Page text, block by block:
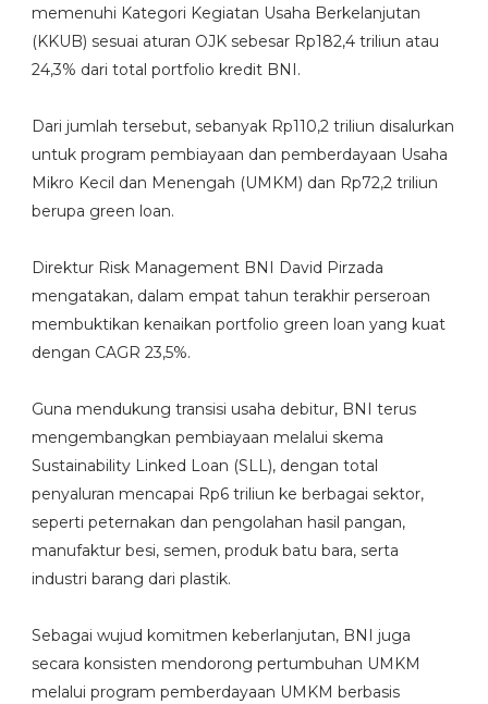
memenuhi Kategori Kegiatan Usaha Berkelanjutan
(KKUB) sesuai aturan OJK sebesar Rp182,4 triliun atau
24,3% dari total portfolio kredit BNI.
Dari jumlah tersebut, sebanyak Rp110,2 triliun disalurkan
untuk program pembiayaan dan pemberdayaan Usaha
Mikro Kecil dan Menengah (UMKM) dan Rp72,2 triliun
berupa green loan.
Direktur Risk Management BNI David Pirzada
mengatakan, dalam empat tahun terakhir perseroan
membuktikan kenaikan portfolio green loan yang kuat
dengan CAGR 23,5%.
Guna mendukung transisi usaha debitur, BNI terus
mengembangkan pembiayaan melalui skema
Sustainability Linked Loan (SLL), dengan total
penyaluran mencapai Rp6 triliun ke berbagai sektor,
seperti peternakan dan pengolahan hasil pangan,
manufaktur besi, semen, produk batu bara, serta
industri barang dari plastik.
Sebagai wujud komitmen keberlanjutan, BNI juga
secara konsisten mendorong pertumbuhan UMKM
melalui program pemberdayaan UMKM berbasis